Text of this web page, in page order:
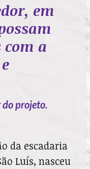
em
a
projeto.
da escadaria
Luís, nasceu